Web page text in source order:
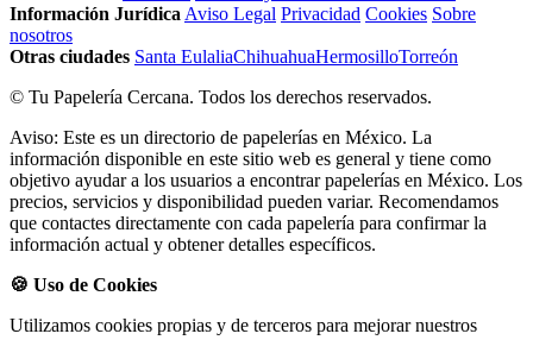
Información Jurídica Aviso Legal Privacidad Cookies Sobre
nosotros
Otras ciudades Santa EulaliaChihuahuaHermosilloTorreón
© Tu Papelería Cercana. Todos los derechos reservados.
Aviso: Este es un directorio de papelerías en México. La
información disponible en este sitio web es general y tiene como
objetivo ayudar a los usuarios a encontrar papelerías en México. Los
precios, servicios y disponibilidad pueden variar. Recomendamos
que contactes directamente con cada papelería para confirmar la
información actual y obtener detalles específicos.
🍪 Uso de Cookies
Utilizamos cookies propias y de terceros para mejorar nuestros